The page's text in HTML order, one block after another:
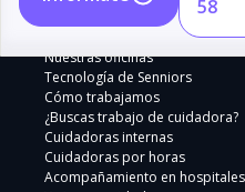
servicios a las
Seguimiento
social supervisa y
según sea necesario.
Transparencia y
asesoramiento en
58
Nuestras oficinas
Tecnología de Senniors
Cómo trabajamos
¿Buscas trabajo de cuidadora?
Cuidadoras internas
Cuidadoras por horas
Acompañamiento en hospitales